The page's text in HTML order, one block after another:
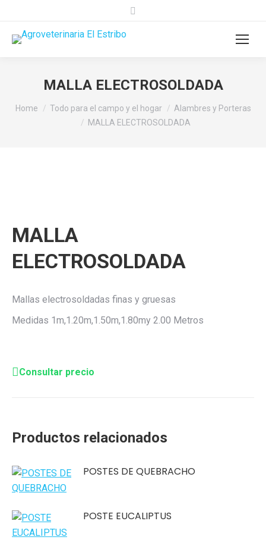
Search:
MALLA ELECTROSOLDADA
You are here:
Home Todo para el campo y el hogar
Alambres y Porteras
MALLA ELECTROSOLDADA
MALLA
ELECTROSOLDADA
Mallas electrosoldadas finas y gruesas
Medidas 1m,1.20m,1.50m,1.80my 2.00 Metros
Consultar precio
Productos relacionados
POSTES DE QUEBRACHO
POSTE EUCALIPTUS